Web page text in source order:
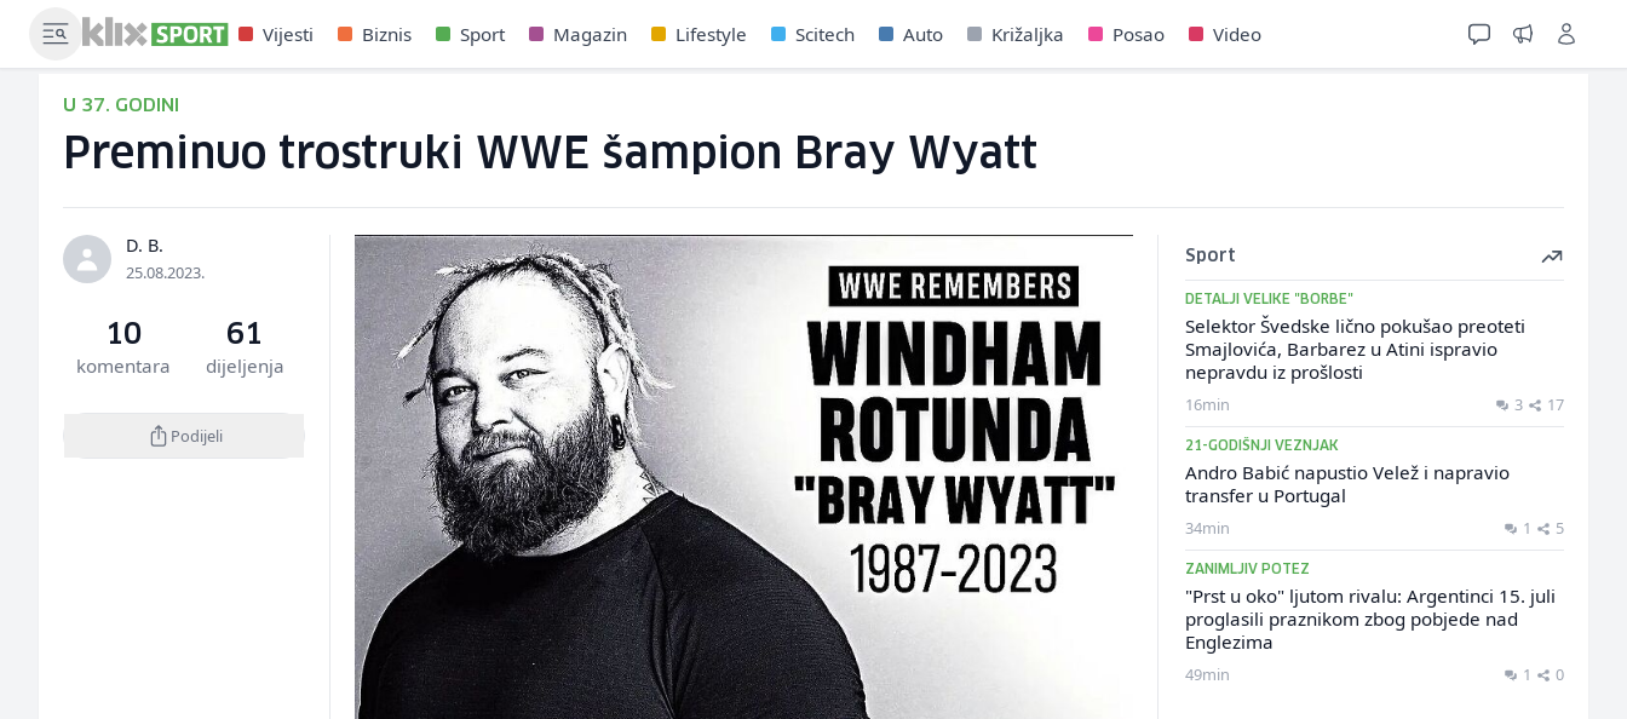
Vijesti Biznis Sport Magazin Lifestyle Scitech Auto Križaljka Posao Video
U 37. GODINI
Preminuo trostruki WWE šampion Bray Wyatt
D. B.
25.08.2023.
10
komentara
61
dijeljenja
Podijeli
Sport
DETALJI VELIKE "BORBE"
Selektor Švedske lično pokušao preoteti
Smajlovića, Barbarez u Atini ispravio
nepravdu iz prošlosti
16min 3 17
21-GODIŠNJI VEZNJAK
Andro Babić napustio Velež i napravio
transfer u Portugal
34min 1 5
ZANIMLJIV POTEZ
"Prst u oko" ljutom rivalu: Argentinci 15. juli
proglasili praznikom zbog pobjede nad
Englezima
49min 1 0